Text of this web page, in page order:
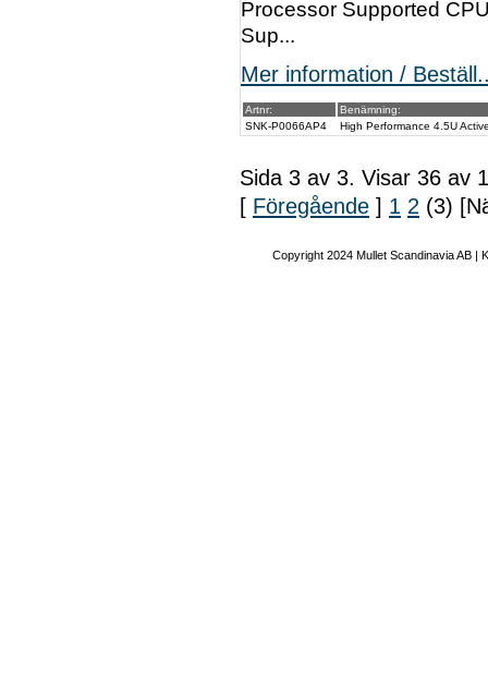
Processor Supported
Sup...
Mer information /
Artnr:
Benämning:
SNK-P0066AP4
High Performance 4.5U
Sida 3 av 3. Visar 36 av
[ Föregående ] 1 2 (3)
Copyright 2024 Mullet Scandinavia AB |